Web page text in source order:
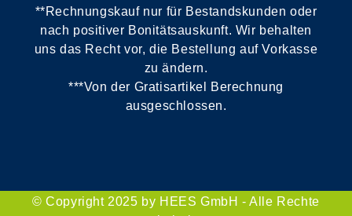
**Rechnungskauf nur für Bestandskunden oder
nach positiver Bonitätsauskunft. Wir behalten
uns das Recht vor, die Bestellung auf Vorkasse
zu ändern.
***Von der Gratisartikel Berechnung
ausgeschlossen.
© Copyright 2025 by HEES GmbH - Alle Rechte